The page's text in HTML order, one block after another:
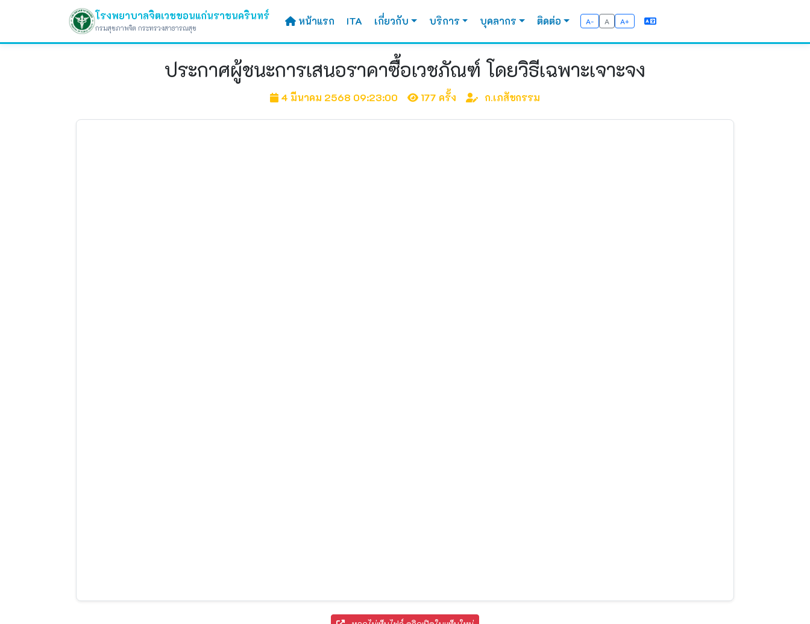
โรงพยาบาลจิตเวชขอนแก่นราชนครินทร์
กรมสุขภาพจิต กระทรวงสาธารณสุข
หน้าแรก ITA เกี่ยวกับ บริการ บุคลากร ติดต่อ A- A A+
ประกาศผู้ชนะการเสนอราคาซื้อเวชภัณฑ์ โดยวิธีเฉพาะเจาะจง
4 มีนาคม 2568 09:23:00 177 ครั้ง ก.เภสัชกรรม